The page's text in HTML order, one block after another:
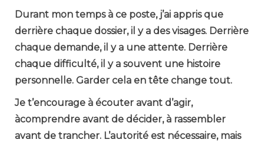
Durant mon temps à ce poste, j’ai appris que
derrière chaque dossier, il y a des visages. Derrière
chaque demande, il y a une attente. Derrière
chaque difficulté, il y a souvent une histoire
personnelle. Garder cela en tête change tout.
Je t’encourage à écouter avant d’agir,
àcomprendre avant de décider, à rassembler
avant de trancher. L’autorité est nécessaire, mais